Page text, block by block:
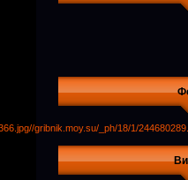
//gribnik.moy.su/_ph/18/1/